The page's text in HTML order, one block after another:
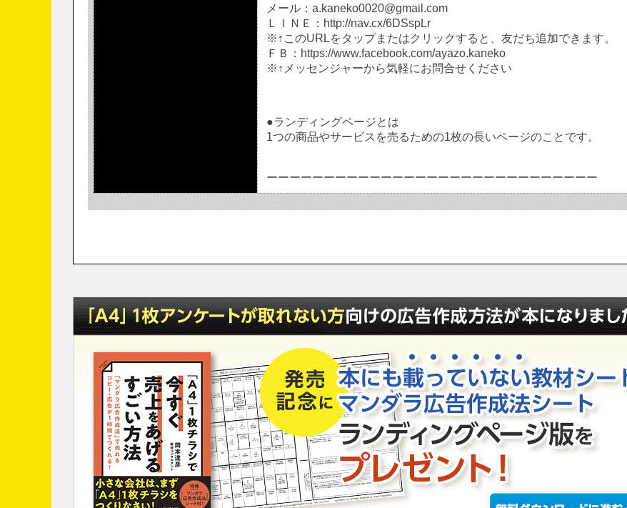
メール：a.kaneko0020@gmail.com
ＬＩＮＥ：http://nav.cx/6DSspLr
※↑このURLをタップまたはクリックすると、友だち追加できます。
ＦＢ：https://www.facebook.com/ayazo.kaneko
※↑メッセンジャーから気軽にお問合せください
●ランディングページとは
1つの商品やサービスを売るための1枚の長いページのことです。
ーーーーーーーーーーーーーーーーーーーーーーーーーーーーー